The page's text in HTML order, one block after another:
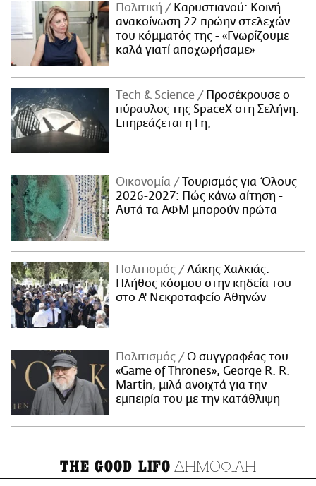
Πολιτική
Καρυστιανού: Κοινή
ανακοίνωση 22 πρώην στελεχών
του κόμματός της - «Γνωρίζουμε
καλά γιατί αποχωρήσαμε»
Τech & Science
Προσέκρουσε ο
πύραυλος της SpaceX στη Σελήνη:
Επηρεάζεται η Γη;
Οικονομία
Τουρισμός για Όλους
2026-2027: Πώς κάνω αίτηση -
Αυτά τα ΑΦΜ μπορούν πρώτα
Πολιτισμός
Λάκης Χαλκιάς:
Πλήθος κόσμου στην κηδεία του
στο Α' Νεκροταφείο Αθηνών
Πολιτισμός
Ο συγγραφέας του
«Game of Thrones», George R. R.
Martin, μιλά ανοιχτά για την
εμπειρία του με την κατάθλιψη
THE GOOD LIFO ΔΗΜΟΦΙΛΗ